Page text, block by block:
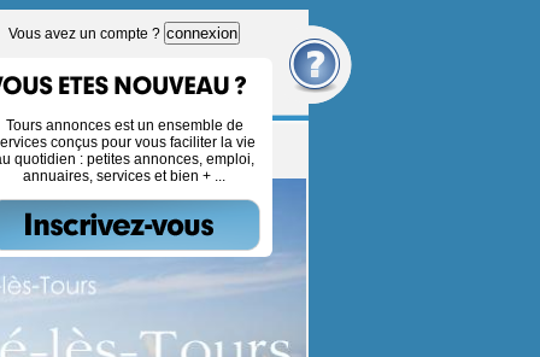
Tours annonces est un ensemble de
conçus pour vous faciliter la vie
quotidien : petites annonces, emploi,
annuaires, services et bien + ...
Vous avez un compte ? connexion